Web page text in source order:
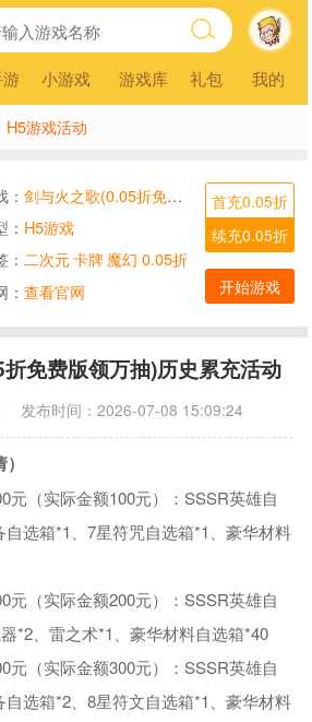
小游戏 游戏库 礼包 我的
H5游戏活动
： 剑与火之歌(0.05折免费版领万抽)
： H5游戏
： 二次元卡牌魔幻 0.05折
： 查看官网
首充0.05折
续充0.05折
开始游戏
免费版领万抽)历史累充活动
发布时间：2026-07-08 15:09:24
元（实际金额100元）：SSSR英雄自
选箱*1、7星符咒自选箱*1、豪华材料
元（实际金额200元）：SSSR英雄自
*2、雷之术*1、豪华材料自选箱*40
元（实际金额300元）：SSSR英雄自
选箱*2、8星符文自选箱*1、豪华材料